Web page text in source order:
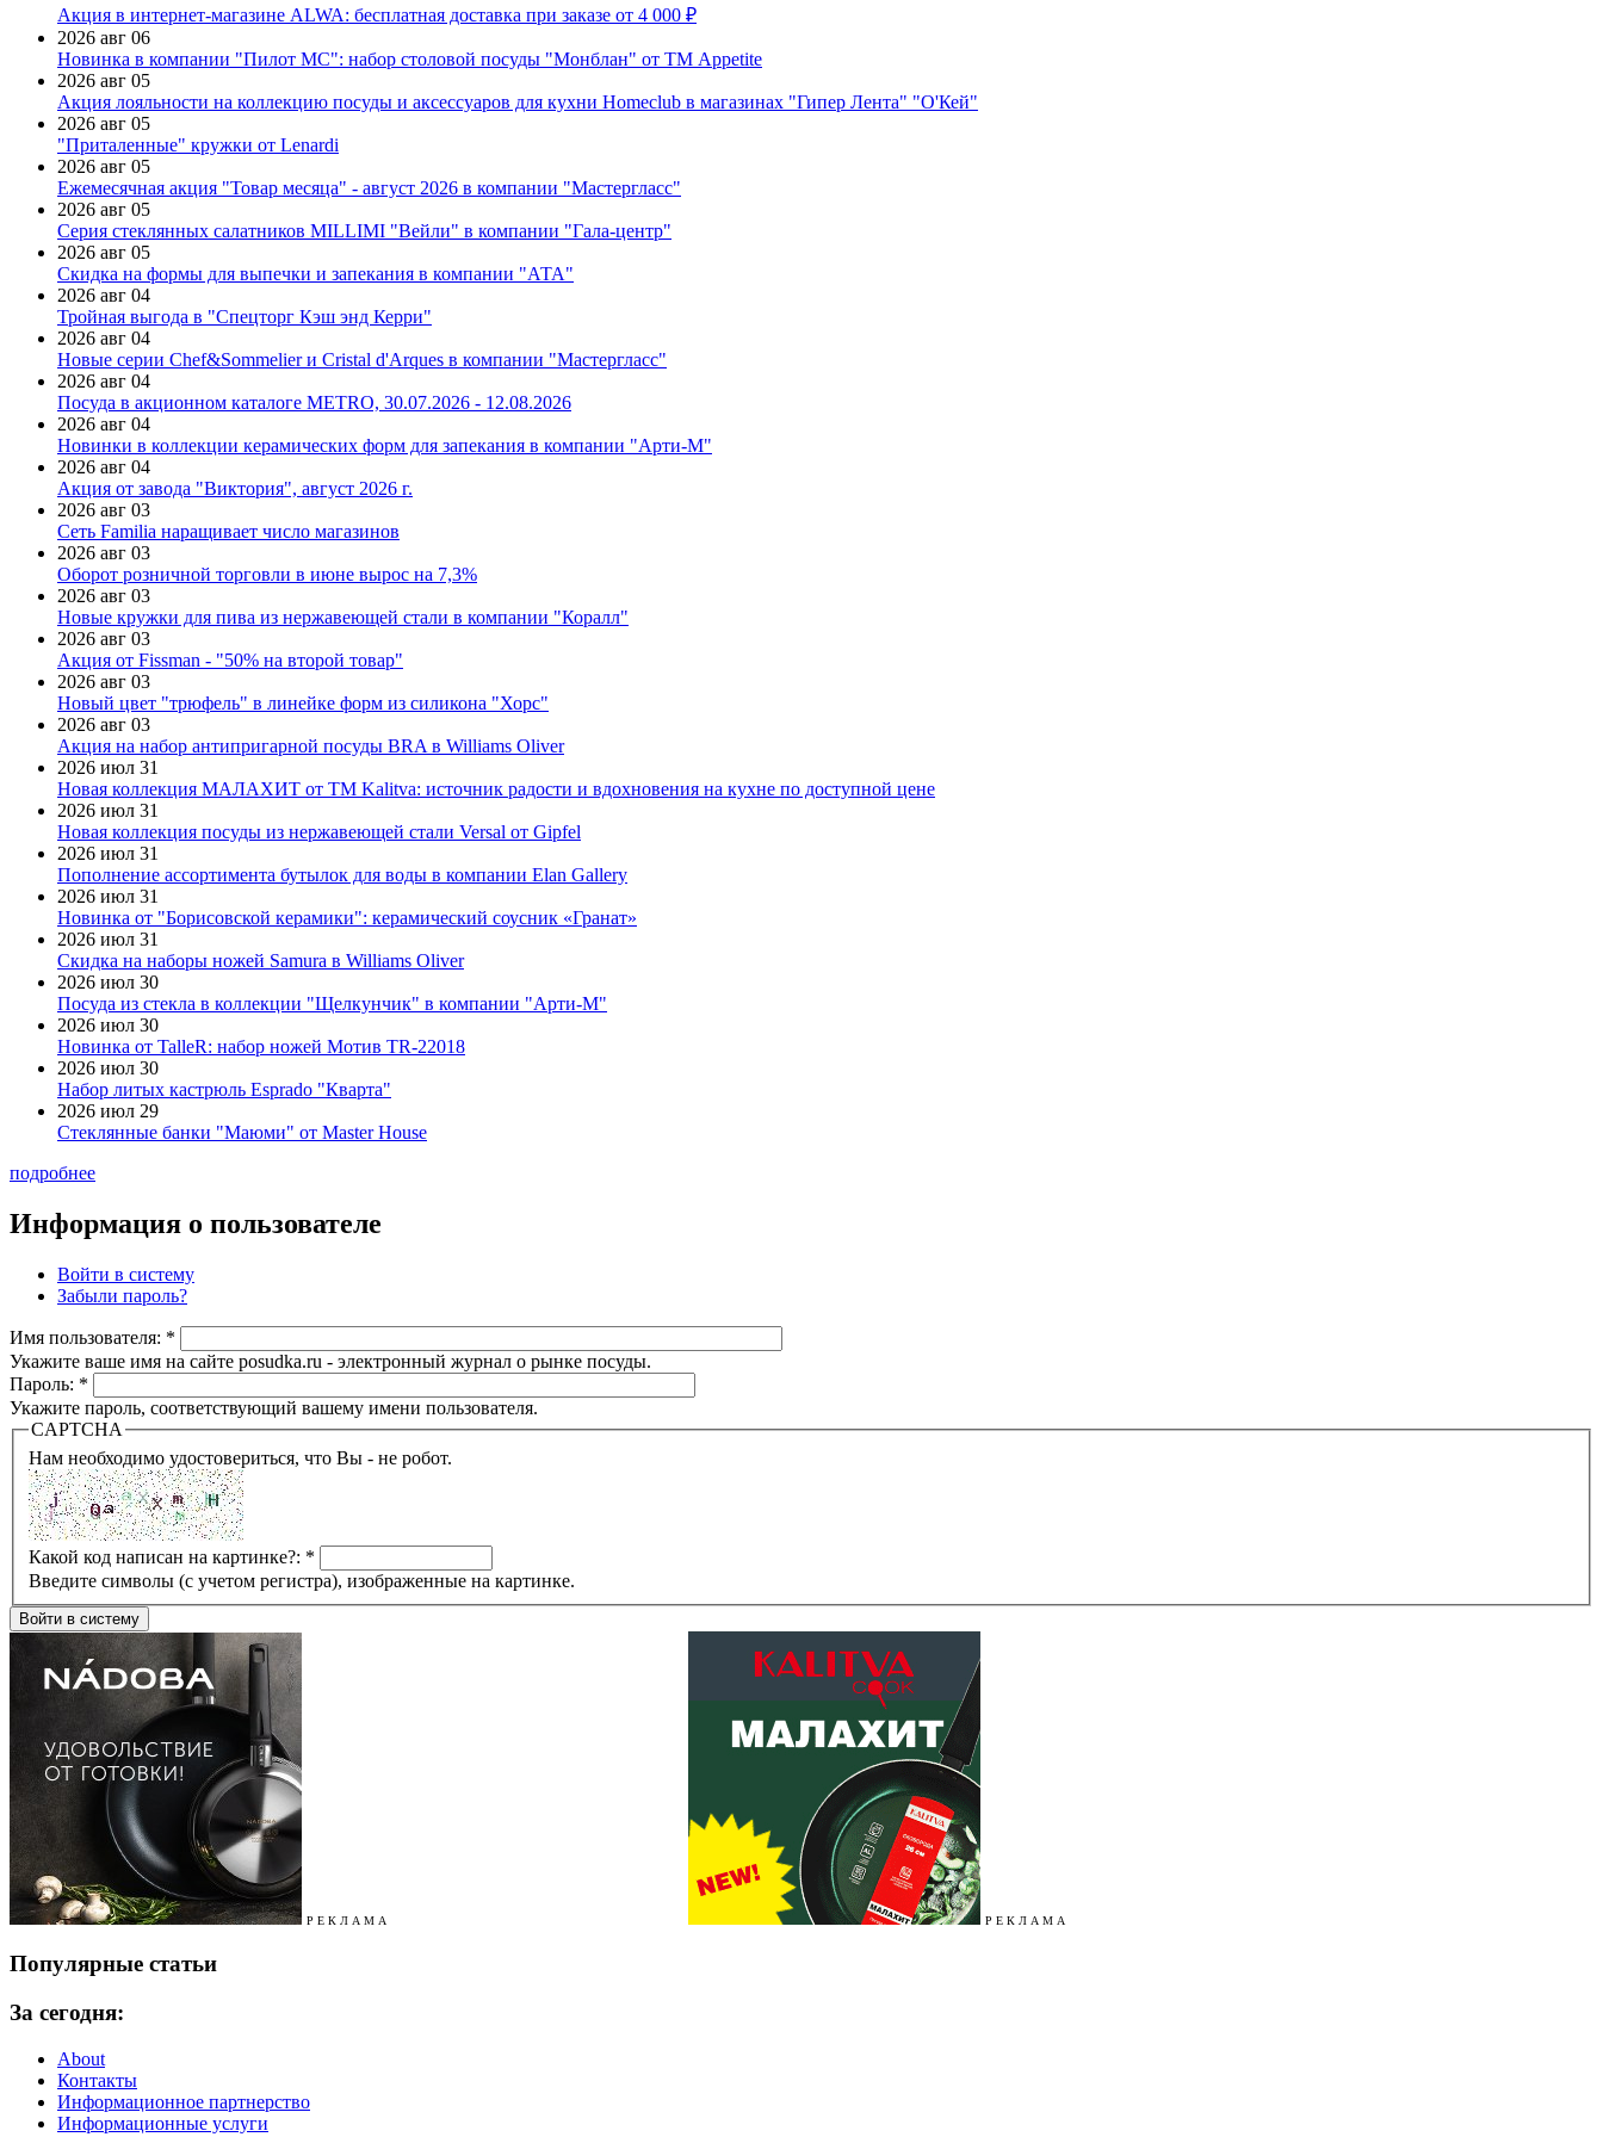
Акция в интернет-магазине ALWA: бесплатная доставка при заказе от 4 000 ₽
2026 авг 06
Новинка в компании "Пилот МС": набор столовой посуды "Монблан" от ТМ Appetite
2026 авг 05
Акция лояльности на коллекцию посуды и аксессуаров для кухни Homeclub в магазинах "Гипер Лента" "О'Кей"
2026 авг 05
"Приталенные" кружки от Lenardi
2026 авг 05
Ежемесячная акция "Товар месяца" - август 2026 в компании "Мастергласс"
2026 авг 05
Серия стеклянных салатников MILLIMI "Вейли" в компании "Гала-центр"
2026 авг 05
Скидка на формы для выпечки и запекания в компании "АТА"
2026 авг 04
Тройная выгода в "Спецторг Кэш энд Керри"
2026 авг 04
Новые серии Chef&Sommelier и Cristal d'Arques в компании "Мастергласс"
2026 авг 04
Посуда в акционном каталоге METRO, 30.07.2026 - 12.08.2026
2026 авг 04
Новинки в коллекции керамических форм для запекания в компании "Арти-М"
2026 авг 04
Акция от завода "Виктория", август 2026 г.
2026 авг 03
Сеть Familia наращивает число магазинов
2026 авг 03
Оборот розничной торговли в июне вырос на 7,3%
2026 авг 03
Новые кружки для пива из нержавеющей стали в компании "Коралл"
2026 авг 03
Акция от Fissman - "50% на второй товар"
2026 авг 03
Новый цвет "трюфель" в линейке форм из силикона "Хорс"
2026 авг 03
Акция на набор антипригарной посуды BRA в Williams Oliver
2026 июл 31
Новая коллекция МАЛАХИТ от ТМ Kalitva: источник радости и вдохновения на кухне по доступной цене
2026 июл 31
Новая коллекция посуды из нержавеющей стали Versal от Gipfel
2026 июл 31
Пополнение ассортимента бутылок для воды в компании Elan Gallery
2026 июл 31
Новинка от "Борисовской керамики": керамический соусник «Гранат»
2026 июл 31
Скидка на наборы ножей Samura в Williams Oliver
2026 июл 30
Посуда из стекла в коллекции "Щелкунчик" в компании "Арти-М"
2026 июл 30
Новинка от TalleR: набор ножей Мотив TR-22018
2026 июл 30
Набор литых кастрюль Esprado "Кварта"
2026 июл 29
Стеклянные банки "Маюми" от Master House
подробнее
Информация о пользователе
Войти в систему
Забыли пароль?
Имя пользователя: *
Укажите ваше имя на сайте posudka.ru - электронный журнал о рынке посуды.
Пароль: *
Укажите пароль, соответствующий вашему имени пользователя.
CAPTCHA
Нам необходимо удостовериться, что Вы - не робот.
Какой код написан на картинке?: *
Введите символы (с учетом регистра), изображенные на картинке.
Р Е К Л А М А Р Е К Л А М А
Популярные статьи
За сегодня:
About
Контакты
Информационное партнерство
Информационные услуги